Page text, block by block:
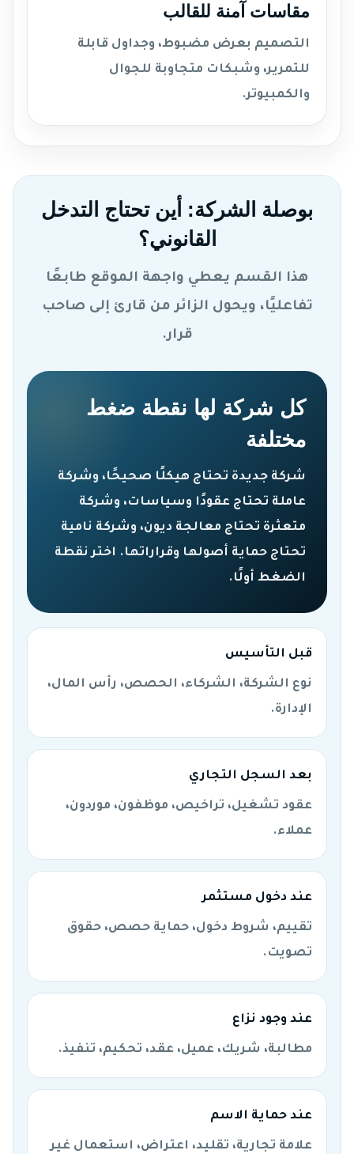
مقاسات آمنة للقالب
التصميم بعرض مضبوط، وجداول قابلة
للتمرير، وشبكات متجاوبة للجوال
والكمبيوتر.
بوصلة الشركة: أين تحتاج التدخل
القانوني؟
هذا القسم يعطي واجهة الموقع طابعًا
تفاعليًا، ويحول الزائر من قارئ إلى صاحب
قرار.
كل شركة لها نقطة ضغط
مختلفة
شركة جديدة تحتاج هيكلًا صحيحًا، وشركة
عاملة تحتاج عقودًا وسياسات، وشركة
متعثرة تحتاج معالجة ديون، وشركة نامية
تحتاج حماية أصولها وقراراتها. اختر نقطة
الضغط أولًا.
قبل التأسيس
نوع الشركة، الشركاء، الحصص، رأس المال،
الإدارة.
بعد السجل التجاري
عقود تشغيل، تراخيص، موظفون، موردون،
عملاء.
عند دخول مستثمر
تقييم، شروط دخول، حماية حصص، حقوق
تصويت.
عند وجود نزاع
مطالبة، شريك، عميل، عقد، تحكيم، تنفيذ.
عند حماية الاسم
علامة تجارية، تقليد، اعتراض، استعمال غير